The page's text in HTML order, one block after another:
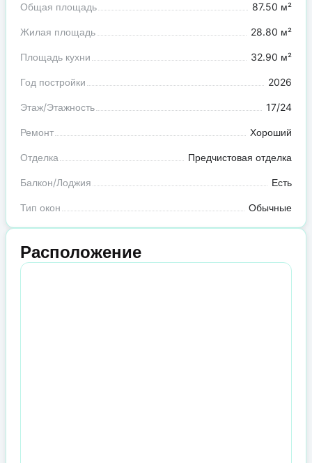
Общая площадь 87.50 м²
Жилая площадь 28.80 м²
Площадь кухни 32.90 м²
Год постройки 2026
Этаж/Этажность 17/24
Ремонт Хороший
Отделка Предчистовая отделка
Балкон/Лоджия Есть
Тип окон Обычные
Расположение